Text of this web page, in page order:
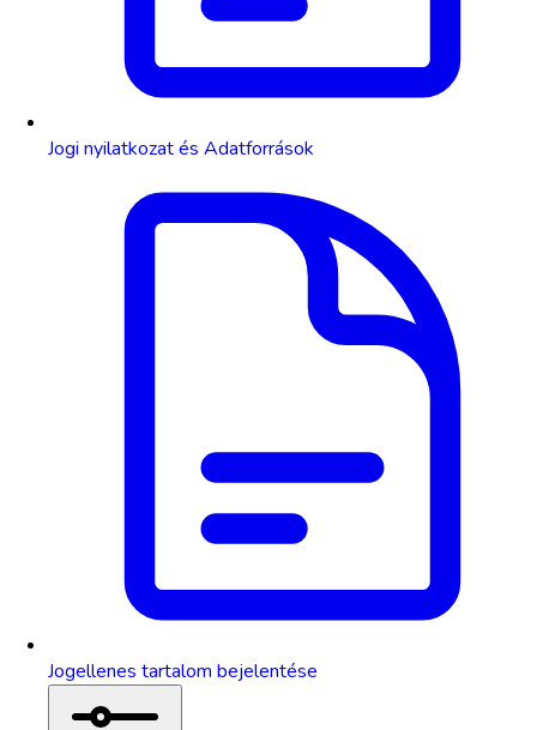
Jogi nyilatkozat és Adatforrások
Jogellenes tartalom bejelentése